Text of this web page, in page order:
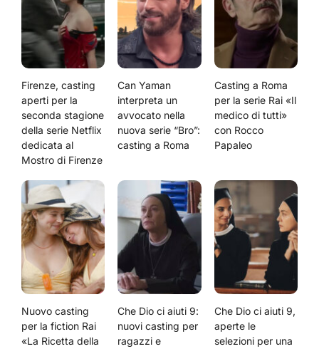
Firenze, casting
aperti per la
seconda stagione
della serie Netflix
dedicata al
Mostro di Firenze
Can Yaman
interpreta un
avvocato nella
nuova serie “Bro”:
casting a Roma
Casting a Roma
per la serie Rai «Il
medico di tutti»
con Rocco
Papaleo
Nuovo casting
per la fiction Rai
«La Ricetta della
Che Dio ci aiuti 9:
nuovi casting per
ragazzi e
Che Dio ci aiuti 9,
aperte le
selezioni per una